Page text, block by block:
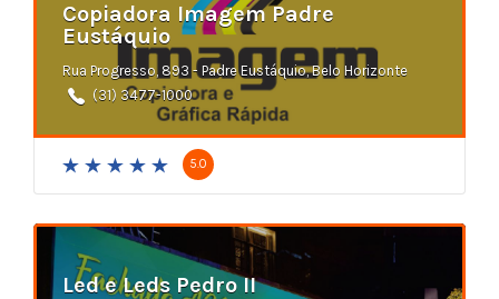
Copiadora Imagem Padre
Eustáquio
Rua Progresso, 893 - Padre Eustáquio, Belo Horizonte
(31) 3477-1000
5.0
Led e Leds Pedro II